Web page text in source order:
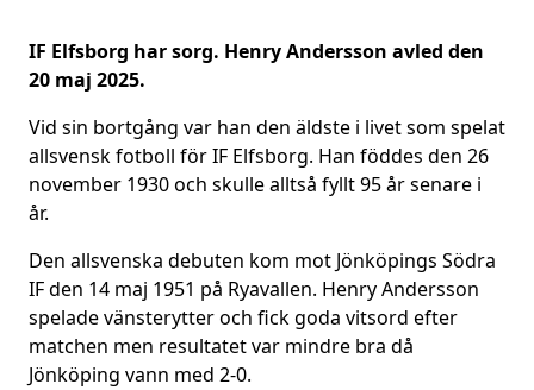
IF Elfsborg har sorg. Henry Andersson avled den
20 maj 2025.
Vid sin bortgång var han den äldste i livet som spelat
allsvensk fotboll för IF Elfsborg. Han föddes den 26
november 1930 och skulle alltså fyllt 95 år senare i
år.
Den allsvenska debuten kom mot Jönköpings Södra
IF den 14 maj 1951 på Ryavallen. Henry Andersson
spelade vänsterytter och fick goda vitsord efter
matchen men resultatet var mindre bra då
Jönköping vann med 2-0.